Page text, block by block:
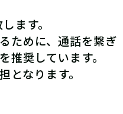
ます。
ために、通話を繋ぎ
推奨しています。
となります。